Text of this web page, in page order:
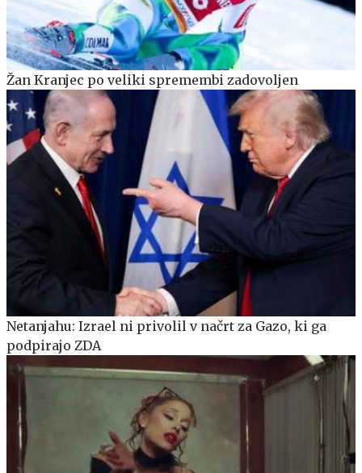
Žan Kranjec po veliki spremembi zadovoljen
Netanjahu: Izrael ni privolil v načrt za Gazo, ki ga
podpirajo ZDA